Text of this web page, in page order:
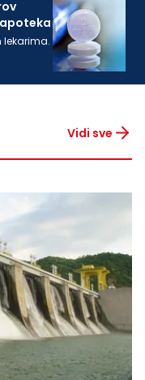
lekarima.
Vidi sve